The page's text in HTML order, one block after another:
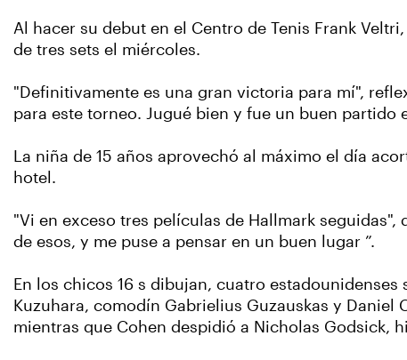
Al hacer su debut en el Centro de Tenis Frank
de tres sets el miércoles.
"Definitivamente es una gran victoria para mí",
para este torneo. Jugué bien y fue un buen partido
La niña de 15 años aprovechó al máximo el día
hotel.
"Vi en exceso tres películas de Hallmark
de esos, y me puse a pensar en un buen lugar ”.
En los chicos 16 s dibujan, cuatro
Kuzuhara, comodín Gabrielius Guzauskas y Daniel
mientras que Cohen despidió a Nicholas Godsick,